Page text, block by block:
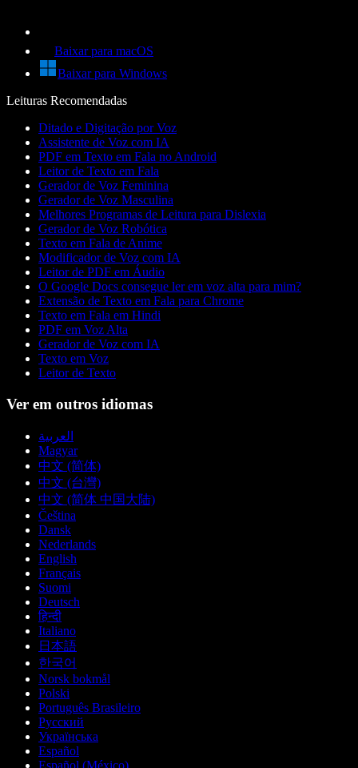
Baixar para macOS
Baixar para Windows
Leituras Recomendadas
Ditado e Digitação por Voz
Assistente de Voz com IA
PDF em Texto em Fala no Android
Leitor de Texto em Fala
Gerador de Voz Feminina
Gerador de Voz Masculina
Melhores Programas de Leitura para Dislexia
Gerador de Voz Robótica
Texto em Fala de Anime
Modificador de Voz com IA
Leitor de PDF em Áudio
O Google Docs consegue ler em voz alta para mim?
Extensão de Texto em Fala para Chrome
Texto em Fala em Hindi
PDF em Voz Alta
Gerador de Voz com IA
Texto em Voz
Leitor de Texto
Ver em outros idiomas
العربية
Magyar
中文 (简体)
中文 (台灣)
中文 (简体 中国大陆)
Čeština
Dansk
Nederlands
English
Français
Suomi
Deutsch
हिन्दी
Italiano
日本語
한국어
Norsk bokmål
Polski
Português Brasileiro
Русский
Українська
Español
Español (México)